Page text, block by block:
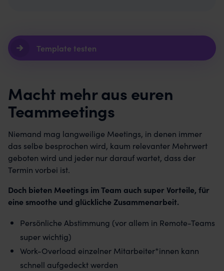
Template testen
Macht mehr aus euren
Teammeetings
Niemand mag langweilige Meetings, in denen immer
das selbe besprochen wird, kaum relevanter Mehrwert
geboten wird und jeder nur darauf wartet, dass der
Termin vorbei ist.
Doch bieten Meetings im Team auch super Vorteile, für
eine smoothe und glückliche Zusammenarbeit.
Persönliche Abstimmung (vor allem in Remote-Teams
super wichtig)
Work-Overload einzelner Mitarbeiter*innen kann
schnell aufgedeckt werden